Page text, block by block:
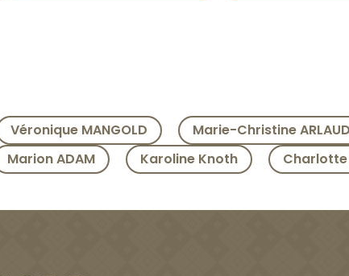
Véronique MANGOLD Marie-Christine ARLAUD
Marion ADAM
Karoline Knoth